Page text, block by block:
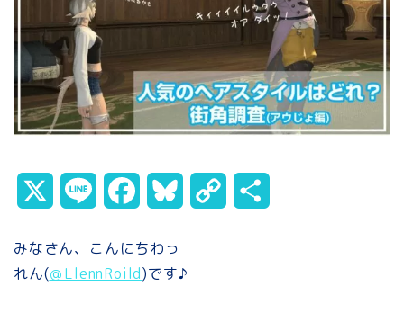
c
みなさん、こんにちわっ
れん(＠LlennRoild)です♪